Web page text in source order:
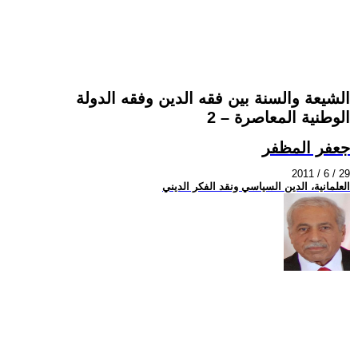
الشيعة والسنة بين فقه الدين وفقه الدولة
الوطنية المعاصرة – 2
جعفر المظفر
2011 / 6 / 29
العلمانية، الدين السياسي ونقد الفكر الديني